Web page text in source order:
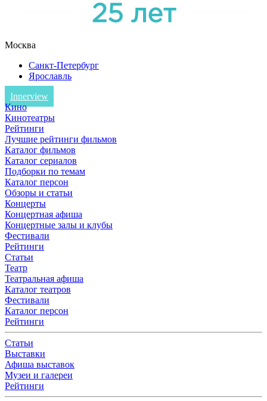
Москва
Санкт-Петербург
Ярославль
Innerview
Кино
Кинотеатры
Рейтинги
Лучшие рейтинги фильмов
Каталог фильмов
Каталог сериалов
Подборки по темам
Каталог персон
Обзоры и статьи
Концерты
Концертная афиша
Концертные залы и клубы
Фестивали
Рейтинги
Статьи
Театр
Театральная афиша
Каталог театров
Фестивали
Каталог персон
Рейтинги
Статьи
Выставки
Афиша выставок
Музеи и галереи
Рейтинги